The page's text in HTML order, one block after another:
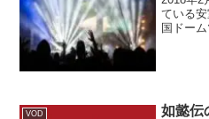
ている
国ドー
VOD
如懿伝